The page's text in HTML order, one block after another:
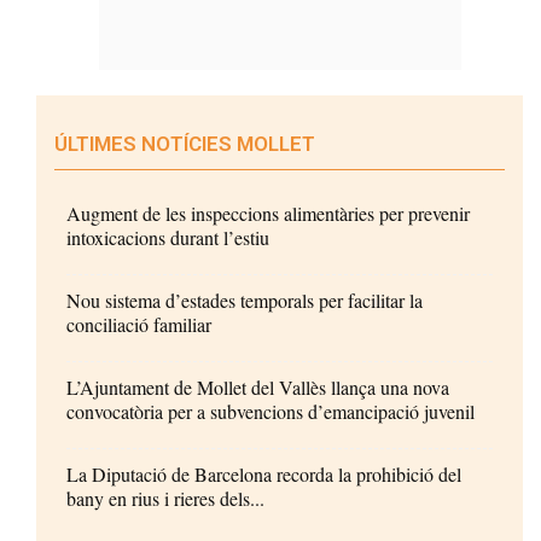
ÚLTIMES NOTÍCIES MOLLET
Augment de les inspeccions alimentàries per prevenir
intoxicacions durant l’estiu
Nou sistema d’estades temporals per facilitar la
conciliació familiar
L’Ajuntament de Mollet del Vallès llança una nova
convocatòria per a subvencions d’emancipació juvenil
La Diputació de Barcelona recorda la prohibició del
bany en rius i rieres dels...